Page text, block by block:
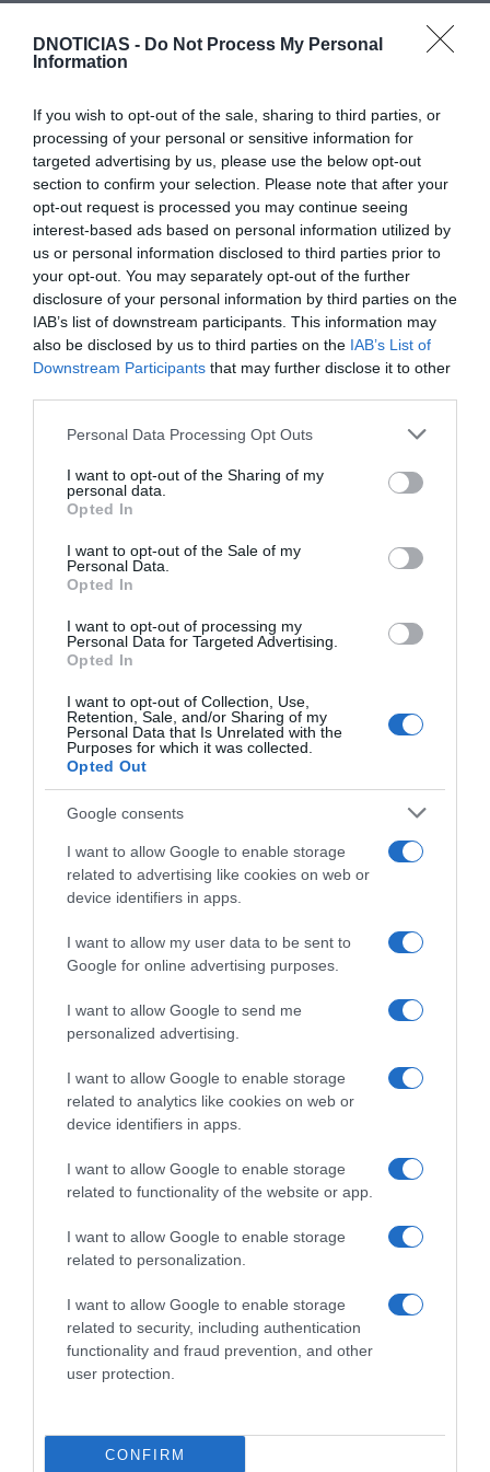
DNOTICIAS - Do Not Process My Personal
Information
If you wish to opt-out of the sale, sharing to third parties, or
processing of your personal or sensitive information for
targeted advertising by us, please use the below opt-out
section to confirm your selection. Please note that after your
opt-out request is processed you may continue seeing
interest-based ads based on personal information utilized by
us or personal information disclosed to third parties prior to
your opt-out. You may separately opt-out of the further
disclosure of your personal information by third parties on the
IAB’s list of downstream participants. This information may
also be disclosed by us to third parties on the IAB’s List of
Downstream Participants that may further disclose it to other
Please note that this website/app uses one or more Google
not limited to your visit or usage behaviour. You may click to
grant or deny consent to Google and its third-party tags to
use your data for below specified purposes in below Google
consent section.
Personal Data Processing Opt Outs
I want to opt-out of the Sharing of my
personal data.
Opted In
I want to opt-out of the Sale of my
Personal Data.
Opted In
I want to opt-out of processing my
Personal Data for Targeted Advertising.
Opted In
I want to opt-out of Collection, Use,
Retention, Sale, and/or Sharing of my
Personal Data that Is Unrelated with the
Purposes for which it was collected.
Opted Out
Google consents
I want to allow Google to enable storage
related to advertising like cookies on web or
device identifiers in apps.
I want to allow my user data to be sent to
Google for online advertising purposes.
I want to allow Google to send me
personalized advertising.
I want to allow Google to enable storage
related to analytics like cookies on web or
device identifiers in apps.
I want to allow Google to enable storage
related to functionality of the website or app.
I want to allow Google to enable storage
related to personalization.
I want to allow Google to enable storage
related to security, including authentication
functionality and fraud prevention, and other
user protection.
CONFIRM
Palace, continua a receber o Fire Pit, uma
experiência gastronómica ao ar livre que celebra a
cozinha portuguesa ao ritmo do fogo e do
convívio, num ambiente descontraído que convida
a ficar, provar e partilhar.
Inspirado na tradição de reunir à volta da mesa, o
Fire Pit transforma-se numa viagem pelos sabores
da gastronomia portuguesa, onde a autenticidade
se cruza com uma abordagem contemporânea. Os
pratos são preparados no momento, no braseiro,
aromas fumados e sabores intensos.
Uma proposta para desfrutar das noites de verão
no Funchal, onde a boa gastronomia e o prazer de
mais emblemáticos da cidade.Para mais
informações e reservas:
fb.callcentre@savoysignature.com
481 291
Calhau Beach Club
Sextas-feiras, sábados e domingos, até 25 de
Fire Pit convida a prolongar os sunsets da
Calheta com jantares ao ar livre
Saccharum, recebe o Fire Pit, uma experiência
gastronómica que transforma os finais de tarde na
Todas as sextas-feiras, sábados e domingos, o pôr
do sol dá lugar a jantares ao ar livre, onde os
sabores locais e sazonais ganham destaque em
pratos preparados no braseiro. Com o oceano
sofisticado, a experiência convida madeirenses e